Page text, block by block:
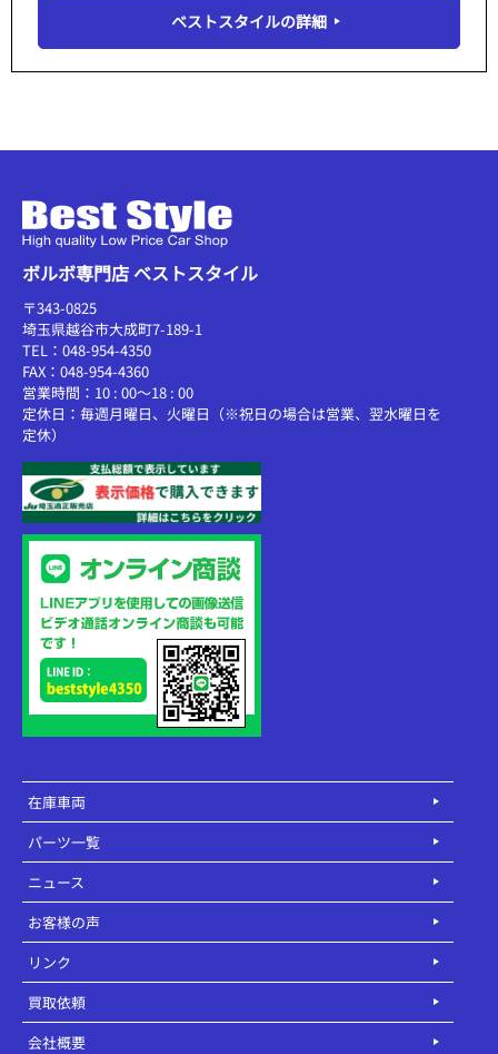
ベストスタイルの詳細
ボルボ専門店 ベストスタイル
〒343-0825
埼玉県越谷市大成町7-189-1
TEL：048-954-4350
FAX：048-954-4360
営業時間：10 : 00～18 : 00
定休日：毎週月曜日、火曜日（※祝日の場合は営業、翌水曜日を
定休）
在庫車両
パーツ一覧
ニュース
お客様の声
リンク
買取依頼
会社概要